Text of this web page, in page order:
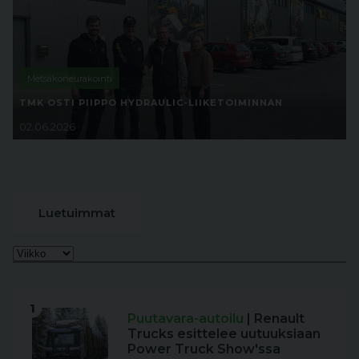
Metsäkoneurakointi
TMK OSTI PIIPPO HYDRAULIC-LIIKETOIMINNAN
02.06.2026
Luetuimmat
1
Puutavara-autoilu | Renault
Trucks esittelee uutuuksiaan
Power Truck Show'ssa